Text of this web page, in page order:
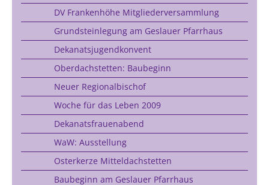
DV Frankenhöhe Mitgliederversammlung
Grundsteinlegung am Geslauer Pfarrhaus
Dekanatsjugendkonvent
Oberdachstetten: Baubeginn
Neuer Regionalbischof
Woche für das Leben 2009
Dekanatsfrauenabend
WaW: Ausstellung
Osterkerze Mitteldachstetten
Baubeginn am Geslauer Pfarrhaus